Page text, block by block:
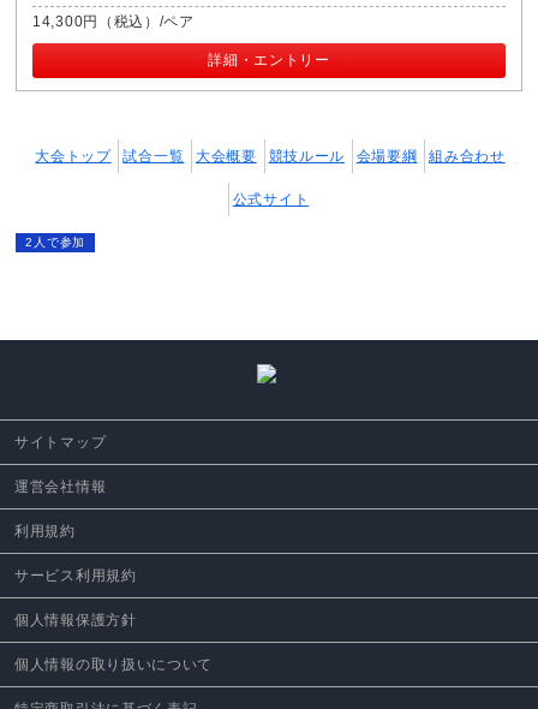
14,300円（税込）/ペア
詳細・エントリー
大会トップ 試合一覧 大会概要 競技ルール 会場要綱 組み合わせ
公式サイト
2人で参加
サイトマップ
運営会社情報
利用規約
サービス利用規約
個人情報保護方針
個人情報の取り扱いについて